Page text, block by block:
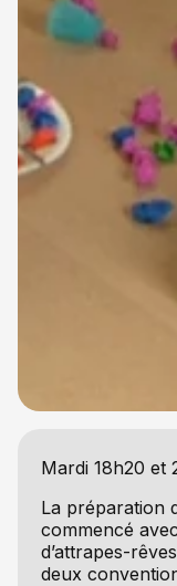
Mardi 18h20 et
La préparation
commencé
d’attrapes-
deux